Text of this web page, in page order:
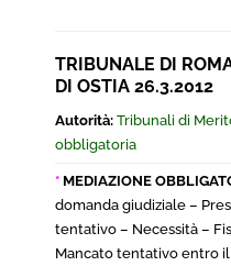
TRIBUNALE DI
DI OSTIA 26.3.2012
Autorità: Tribunali di
obbligatoria
* MEDIAZIONE
domanda giudiziale –
tentativo – Necessità –
Mancato tentativo entro